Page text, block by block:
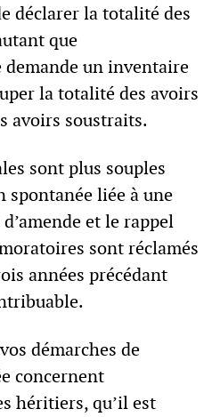
déclarer la totalité des
que
un inventaire
la totalité des avoirs
avoirs soustraits.
sont plus souples
spontanée liée à une
et le rappel
sont réclamés
années précédant
démarches de
concernent
héritiers, qu’il est